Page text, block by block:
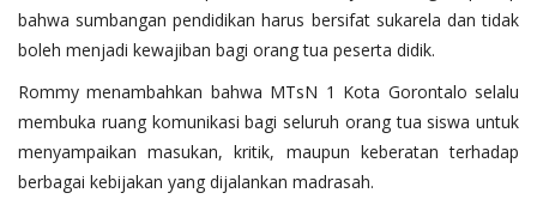
bahwa sumbangan pendidikan harus bersifat sukarela dan tidak
boleh menjadi kewajiban bagi orang tua peserta didik.
Rommy menambahkan bahwa MTsN 1 Kota Gorontalo selalu
membuka ruang komunikasi bagi seluruh orang tua siswa untuk
menyampaikan masukan, kritik, maupun keberatan terhadap
berbagai kebijakan yang dijalankan madrasah.